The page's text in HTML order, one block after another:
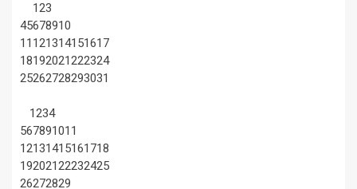
123
45678910
11 121314151617
18192021222324
25262728293031
1234
567891011
12131415161718
19202122232425
26272829